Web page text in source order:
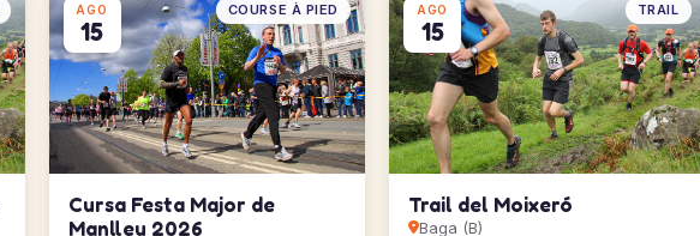
AGO
15
COURSE À PIED
Cursa Festa Major de
Manlleu 2026
AGO
15
TRAIL
Trail del Moixeró
Baga (B)